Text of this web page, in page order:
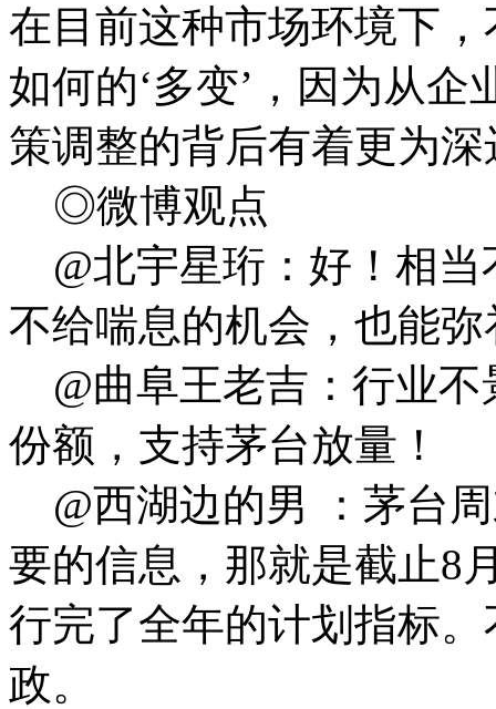
在目前这种市场环境下
如何的‘多变’，因为从
策调整的背后有着更为
◎微博观点
@北宇星珩：好！相当
不给喘息的机会，也能
@曲阜王老吉：行业不
份额，支持茅台放量！
@西湖边的男 ：茅台
要的信息，那就是截止8
行完了全年的计划指标
政。